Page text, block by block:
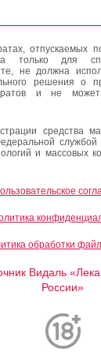
отпускаемых
только для
не должна
решения о
и не
средства
и массовых
обработки
Видаль
России»